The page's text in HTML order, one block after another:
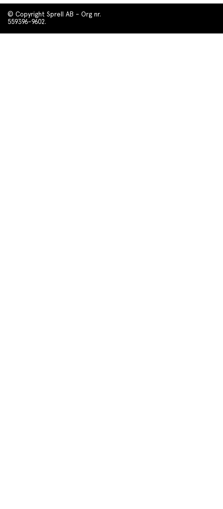
© Copyright Sprell AB - Org nr.
559396-9602.